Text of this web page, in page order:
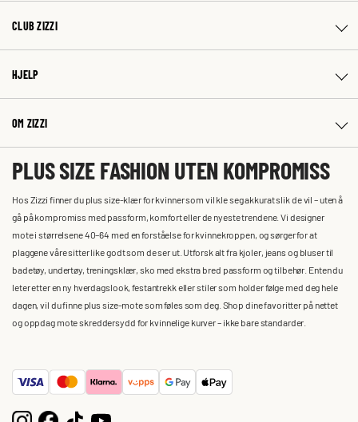
CLUB ZIZZI
HJELP
OM ZIZZI
PLUS SIZE FASHION UTEN KOMPROMISS
Hos Zizzi finner du plus size-klær for kvinner som vil kle seg akkurat slik de vil – uten å
gå på kompromiss med passform, komfort eller de nyeste trendene. Vi designer
mote i størrelsene 40–64 med en forståelse for kvinnekroppen, og sørger for at
plaggene våre sitter like godt som de ser ut. Utforsk alt fra kjoler, jeans og bluser til
badetøy, undertøy, treningsklær, sko med ekstra bred passform og tilbehør. Enten du
leter etter en ny hverdagslook, festantrekk eller stiler som holder følge med deg hele
dagen, vil du finne plus size-mote som føles som deg. Shop dine favoritter på nettet
og oppdag mote skreddersydd for kvinnelige kurver – ikke bare standarder.